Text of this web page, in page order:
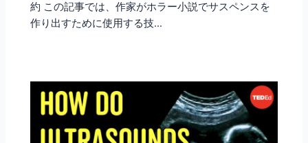
約 この記事では、作家がホラー小説でサスペンスを
作り出すために使用する技…